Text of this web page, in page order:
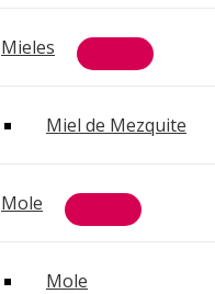
Mieles
Miel de Mezquite
Mole
Mole